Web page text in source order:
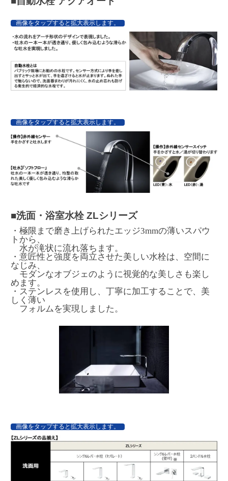
画像をタップすると拡大表示します。
画像をタップすると拡大表示します。
■洗面・浴室水栓 ZLシリーズ
・極限まで磨き上げられたエッジ3mmの薄いスパウ
トから、
水が滝状に流れ落ちます。
・意匠性と強度を両立させた美しい水栓は、空間に
なじみ、
モダンなオブジェのように視覚的な美しさも楽し
めます。
・ステンレスを使用し、丁寧に加工することで、美
しく薄い
フォルムを実現しました。
画像をタップすると拡大表示します。